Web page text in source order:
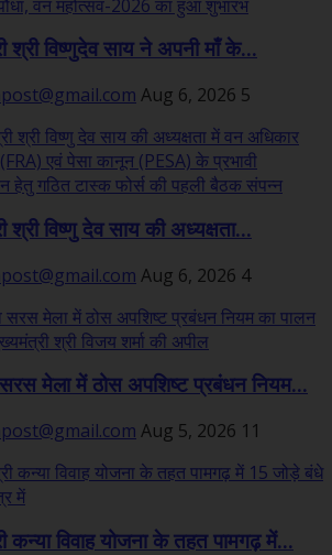
श्री विष्णुदेव साय ने अपनी माँ के...
Aug 6, 2026 5
श्री विष्णु देव साय की अध्यक्षता...
Aug 6, 2026 4
मेला में ठोस अपशिष्ट प्रबंधन नियम...
Aug 5, 2026 11
कन्या विवाह योजना के तहत पामगढ़ में...